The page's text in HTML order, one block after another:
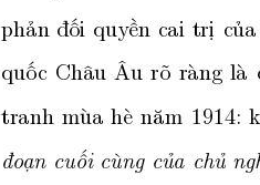
phản đối quyền cai trị của
quốc Châu Âu rõ ràng là
tranh mùa hè năm 1914:
đoạn cuối cùng của chủ